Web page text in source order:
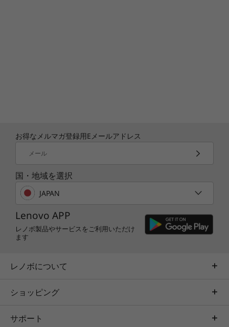
お得なメルマガ登録用Eメールアドレス
メール
国・地域を選択
JAPAN
Lenovo APP
レノボ製品やサービスをご利用いただけ
ます
レノボについて
ショッピング
サポート